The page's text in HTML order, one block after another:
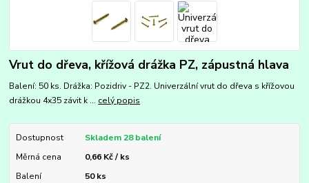
Vrut do dřeva, křížová drážka PZ, zápustná hlava
Balení: 50 ks. Drážka: Pozidriv - PZ2. Univerzální vrut do dřeva s křížovou
drážkou 4x35 závit k ... celý popis
Dostupnost
Skladem 28 balení
Měrná cena
0,66 Kč / ks
Balení
50 ks